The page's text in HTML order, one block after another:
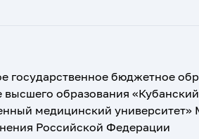
государственное бюджетное
образования «Кубанский
медицинский университет»
Российской Федерации